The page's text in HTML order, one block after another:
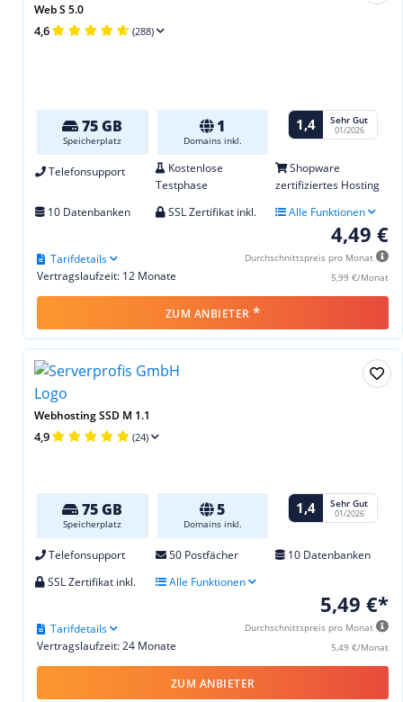
Web S 5.0
4,6 (288)
75 GB
Speicherplatz
1
Domains inkl.
1,4 Sehr Gut
01/2026
Telefonsupport
Kostenlose
Testphase
Shopware
zertifiziertes Hosting
10 Datenbanken
SSL Zertifikat inkl. Alle Funktionen
4,49 €
Durchschnittspreis pro Monat
5,99 €/Monat
Vertragslaufzeit: 12 Monate
Tarifdetails
ZUM ANBIETER *
Webhosting SSD M 1.1
4,9 (24)
75 GB
Speicherplatz
5
Domains inkl.
1,4 Sehr Gut
01/2026
Telefonsupport 50 Postfächer
10 Datenbanken
SSL Zertifikat inkl.
Alle Funktionen
5,49 €*
Durchschnittspreis pro Monat
5,49 €/Monat
Vertragslaufzeit: 24 Monate
Tarifdetails
ZUM ANBIETER